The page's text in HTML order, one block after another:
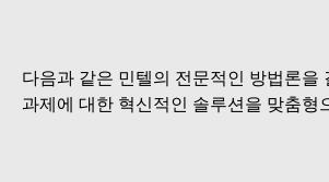
다음과 같은 민텔의 전문적인 방법론을
과제에 대한 혁신적인 솔루션을 맞춤형